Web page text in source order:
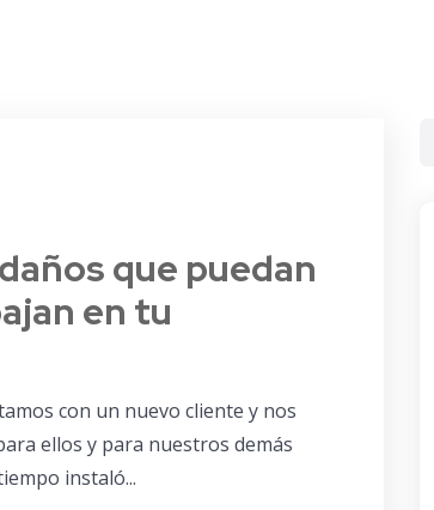
que puedan
en tu
con un nuevo cliente y nos
ellos y para nuestros demás
instaló...